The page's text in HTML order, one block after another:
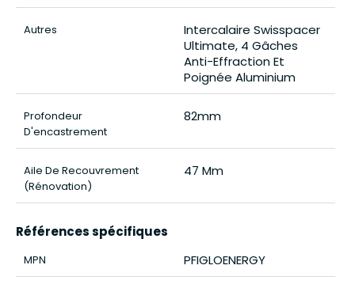
Autres
Intercalaire Swisspacer
Ultimate, 4 Gâches
Anti-Effraction Et
Poignée Aluminium
Profondeur
D'encastrement
82mm
Aile De Recouvrement
(rénovation)
47 Mm
Références spécifiques
MPN PFIGLOENERGY